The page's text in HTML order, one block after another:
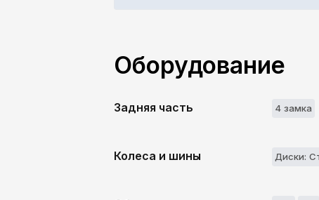
Оборудование
Задняя часть 4 замкa
Колеса и шины Диски: